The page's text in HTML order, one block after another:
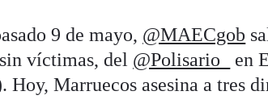
9 de mayo, @MAECgob
víctimas, del @Polisario_
en
Hoy, Marruecos asesina a tres